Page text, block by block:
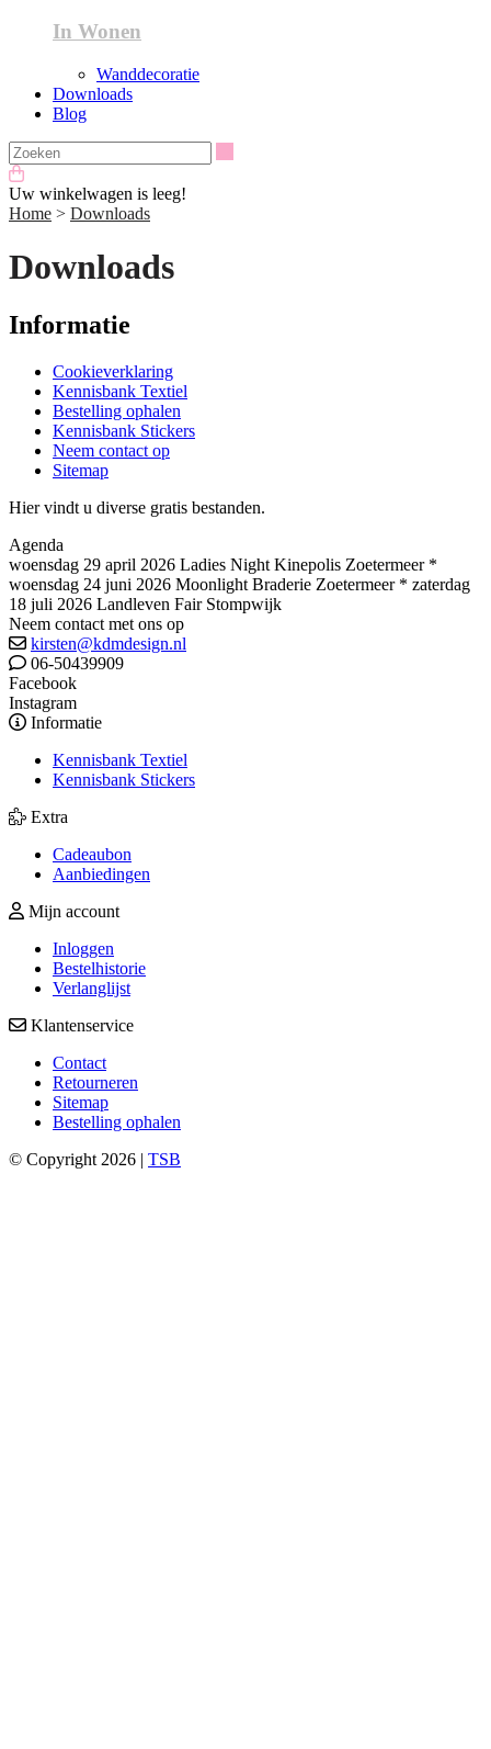
In Wonen
Wanddecoratie
Downloads
Blog
Uw winkelwagen is leeg!
Home > Downloads
Downloads
Informatie
Cookieverklaring
Kennisbank Textiel
Bestelling ophalen
Kennisbank Stickers
Neem contact op
Sitemap
Hier vindt u diverse gratis bestanden.
Agenda
woensdag 29 april 2026 Ladies Night Kinepolis Zoetermeer *
woensdag 24 juni 2026 Moonlight Braderie Zoetermeer * zaterdag
18 juli 2026 Landleven Fair Stompwijk
Neem contact met ons op
kirsten@kdmdesign.nl
06-50439909
Facebook
Instagram
Informatie
Kennisbank Textiel
Kennisbank Stickers
Extra
Cadeaubon
Aanbiedingen
Mijn account
Inloggen
Bestelhistorie
Verlanglijst
Klantenservice
Contact
Retourneren
Sitemap
Bestelling ophalen
© Copyright 2026 | TSB